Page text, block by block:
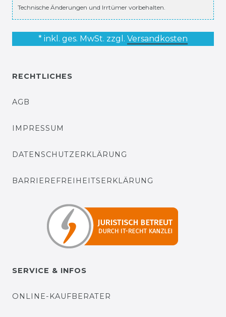
Technische Änderungen und Irrtümer vorbehalten.
* inkl. ges. MwSt. zzgl. Versandkosten
RECHTLICHES
AGB
IMPRESSUM
DATENSCHUTZERKLÄRUNG
BARRIEREFREIHEITSERKLÄRUNG
SERVICE & INFOS
ONLINE-KAUFBERATER